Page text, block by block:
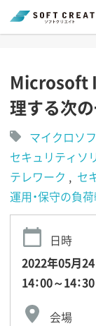
Microsoft
理する次の
マイクロソ
セキュリティソ
テレワーク
セ
運用・保守の負
日時
2022年05月24
14：00～14：30
会場